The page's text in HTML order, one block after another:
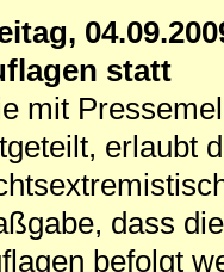
statt
mit
erlaubt
dass
befolgt